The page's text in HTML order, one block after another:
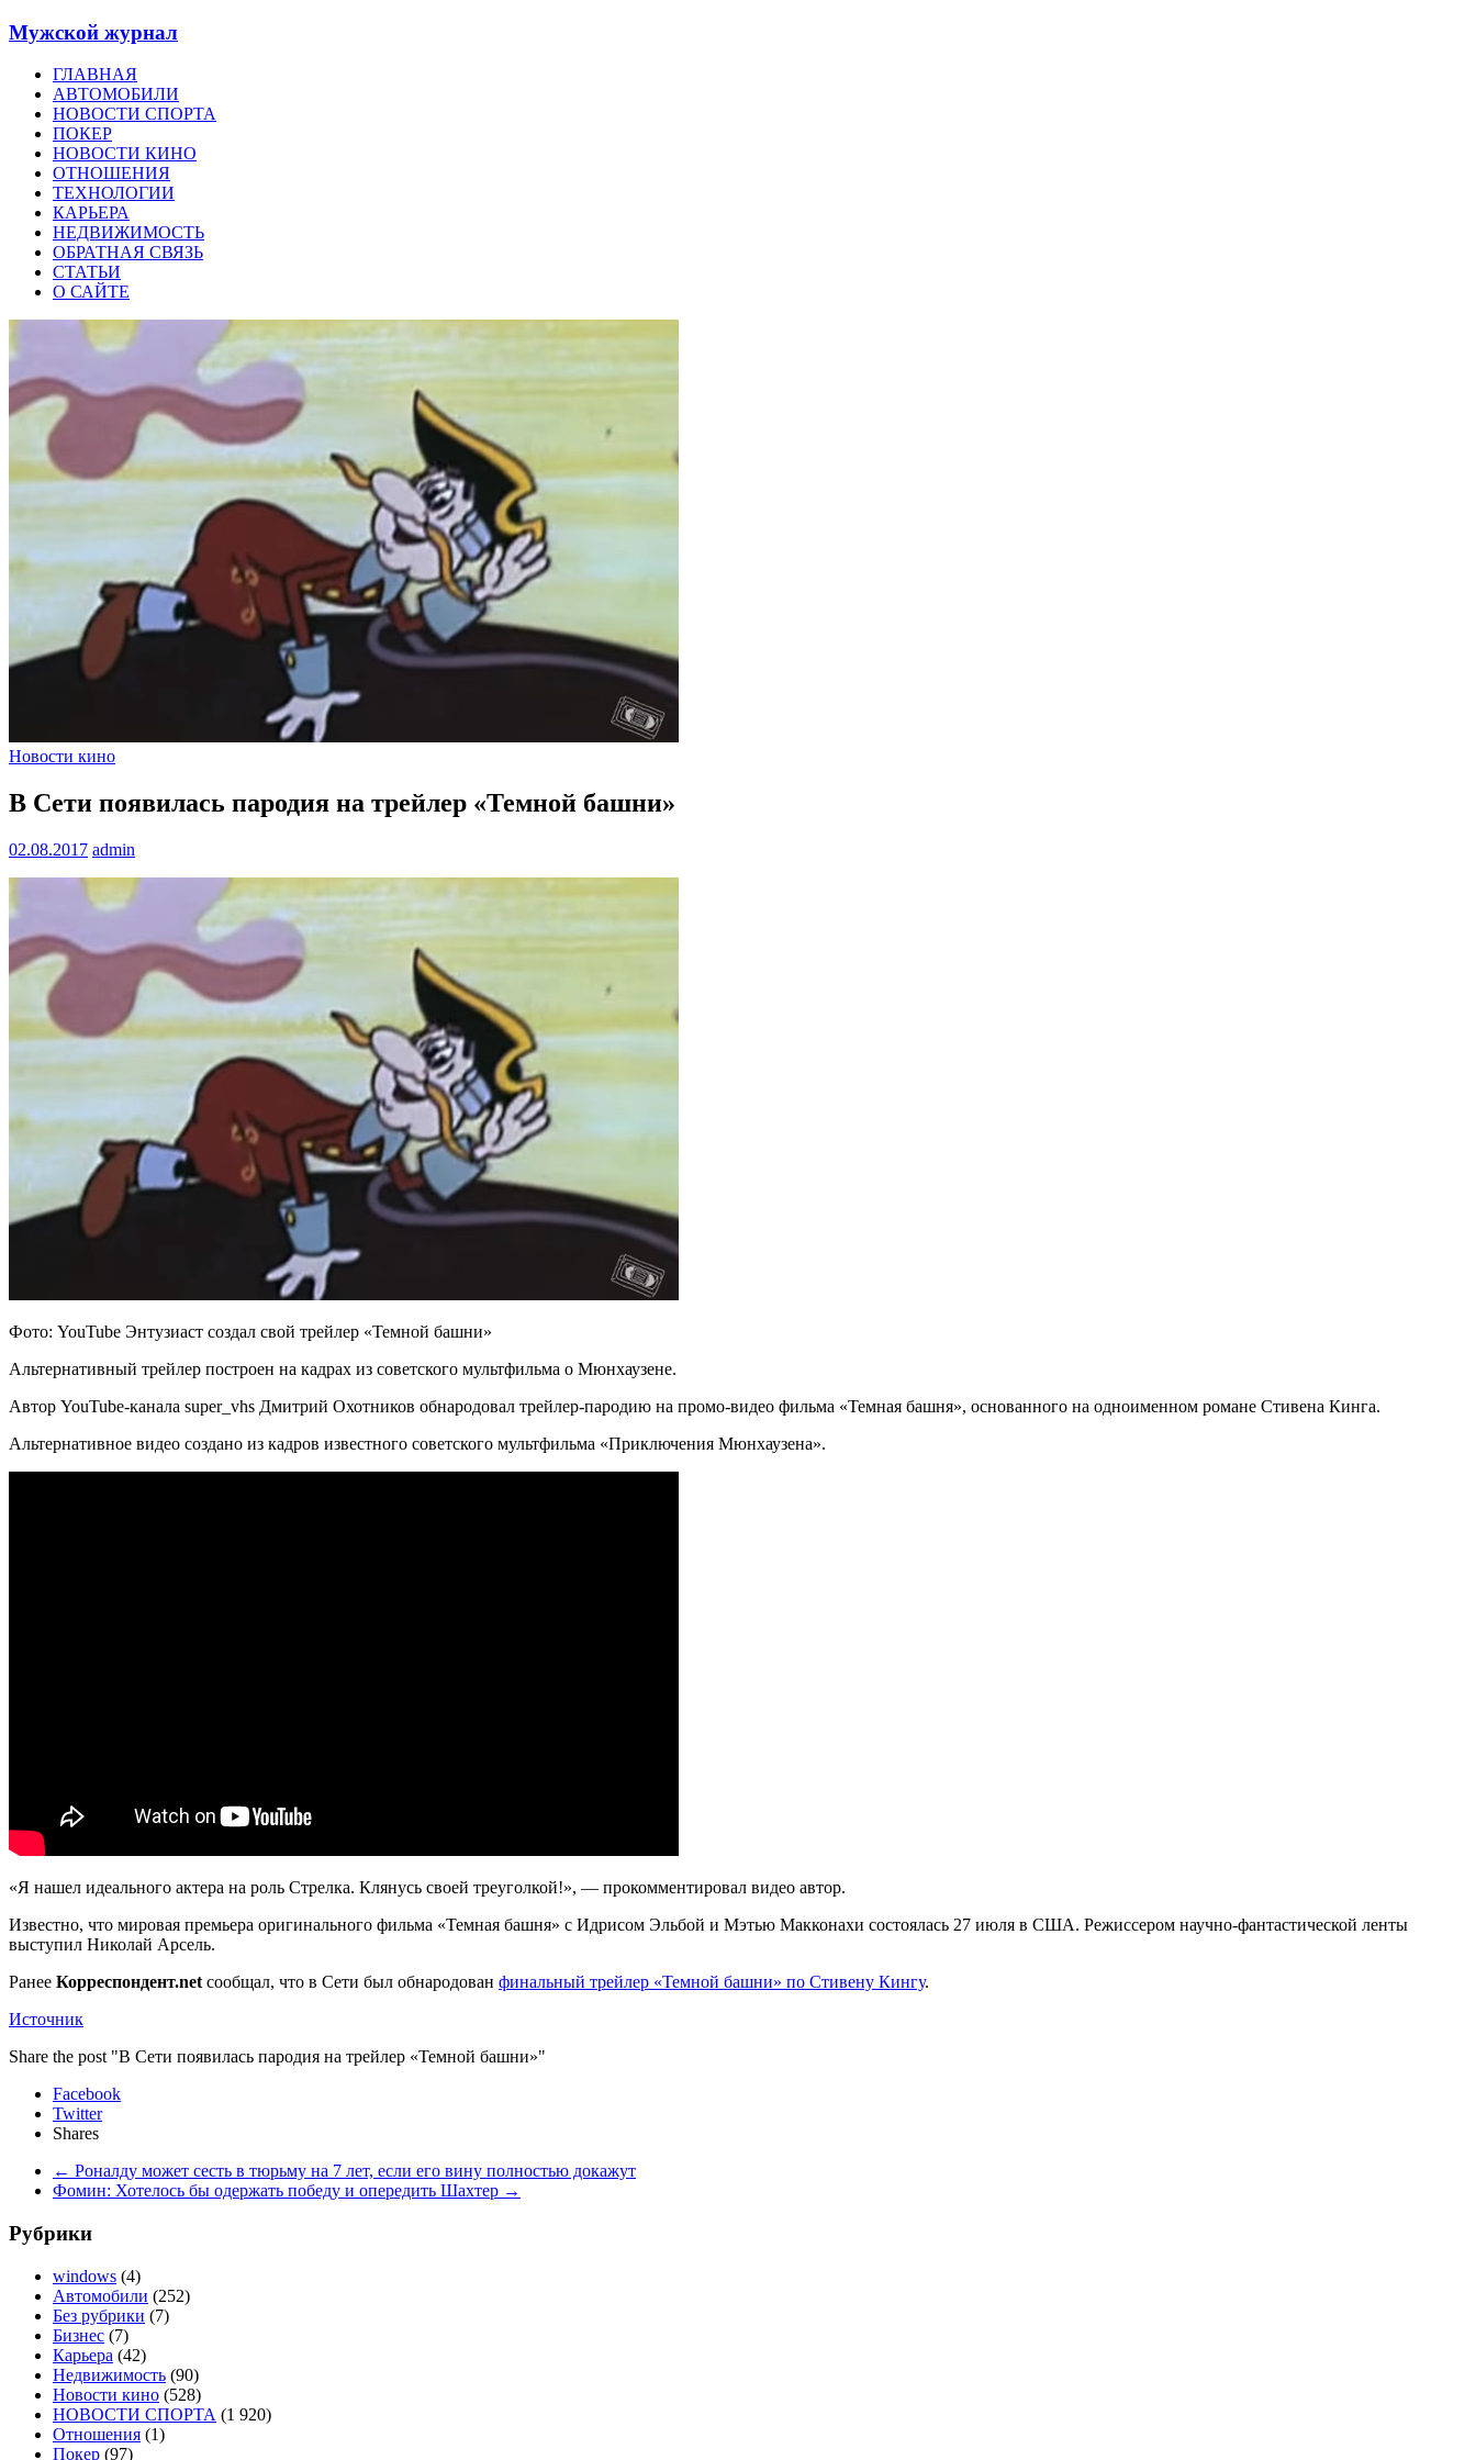
Мужской журнал
ГЛАВНАЯ
АВТОМОБИЛИ
НОВОСТИ СПОРТА
ПОКЕР
НОВОСТИ КИНО
ОТНОШЕНИЯ
ТЕХНОЛОГИИ
КАРЬЕРА
НЕДВИЖИМОСТЬ
ОБРАТНАЯ СВЯЗЬ
СТАТЬИ
О САЙТЕ
Новости кино
В Сети появилась пародия на трейлер «Темной башни»
02.08.2017 admin
Фото: YouTube Энтузиаст создал свой трейлер «Темной башни»
Альтернативный трейлер построен на кадрах из советского мультфильма о Мюнхаузене.
Автор YouTube-канала super_vhs Дмитрий Охотников обнародовал трейлер-пародию на промо-видео фильма «Темная башня», основанного на одноименном романе Стивена Кинга.
Альтернативное видео создано из кадров известного советского мультфильма «Приключения Мюнхаузена».
«Я нашел идеального актера на роль Стрелка. Клянусь своей треуголкой!», — прокомментировал видео автор.
Известно, что мировая премьера оригинального фильма «Темная башня» с Идрисом Эльбой и Мэтью Макконахи состоялась 27 июля в США. Режиссером научно-фантастической ленты
выступил Николай Арсель.
Ранее Корреспондент.net сообщал, что в Сети был обнародован финальный трейлер «Темной башни» по Стивену Кингу.
Источник
Share the post "В Сети появилась пародия на трейлер «Темной башни»"
Facebook
Twitter
Shares
← Роналду может сесть в тюрьму на 7 лет, если его вину полностью докажут
Фомин: Хотелось бы одержать победу и опередить Шахтер →
Рубрики
windows (4)
Автомобили (252)
Без рубрики (7)
Бизнес (7)
Карьера (42)
Недвижимость (90)
Новости кино (528)
НОВОСТИ СПОРТА (1 920)
Отношения (1)
Покер (97)